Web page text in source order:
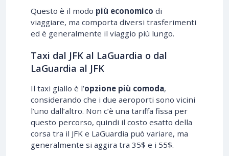
Questo è il modo più economico di
viaggiare, ma comporta diversi trasferimenti
ed è generalmente il viaggio più lungo.
Taxi dal JFK al LaGuardia o dal
LaGuardia al JFK
Il taxi giallo è l’opzione più comoda,
considerando che i due aeroporti sono vicini
l’uno dall’altro. Non c’è una tariffa fissa per
questo percorso, quindi il costo esatto della
corsa tra il JFK e LaGuardia può variare, ma
generalmente si aggira tra 35$ e i 55$.